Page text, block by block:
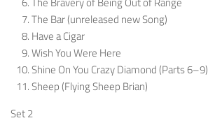
The Bar (unreleased new Song)
Have a Cigar
Wish You Were Here
Shine On You Crazy Diamond (Parts 6–9)
Sheep (Flying Sheep Brian)
Set 2